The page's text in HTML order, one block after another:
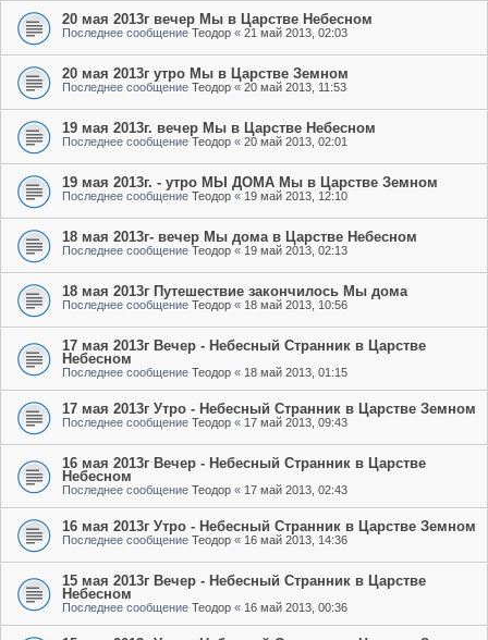
20 мая 2013г вечер Мы в Царстве Небесном
Последнее сообщение Теодор « 21 май 2013, 02:03
20 мая 2013г утро Мы в Царстве Земном
Последнее сообщение Теодор « 20 май 2013, 11:53
19 мая 2013г. вечер Мы в Царстве Небесном
Последнее сообщение Теодор « 20 май 2013, 02:01
19 мая 2013г. - утро МЫ ДОМА Мы в Царстве Земном
Последнее сообщение Теодор « 19 май 2013, 12:10
18 мая 2013г- вечер Мы дома в Царстве Небесном
Последнее сообщение Теодор « 19 май 2013, 02:13
18 мая 2013г Путешествие закончилось Мы дома
Последнее сообщение Теодор « 18 май 2013, 10:56
17 мая 2013г Вечер - Небесный Странник в Царстве
Небесном
Последнее сообщение Теодор « 18 май 2013, 01:15
17 мая 2013г Утро - Небесный Странник в Царстве Земном
Последнее сообщение Теодор « 17 май 2013, 09:43
16 мая 2013г Вечер - Небесный Странник в Царстве
Небесном
Последнее сообщение Теодор « 17 май 2013, 02:43
16 мая 2013г Утро - Небесный Странник в Царстве Земном
Последнее сообщение Теодор « 16 май 2013, 14:36
15 мая 2013г Вечер - Небесный Странник в Царстве
Небесном
Последнее сообщение Теодор « 16 май 2013, 00:36